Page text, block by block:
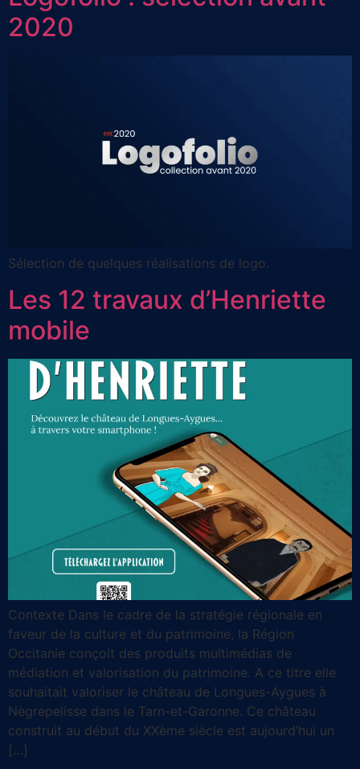
2020
Sélection de quelques réalisations de logo.
Les 12 travaux d’Henriette
mobile
Contexte Dans le cadre de la stratégie régionale en
faveur de la culture et du patrimoine, la Région
Occitanie conçoit des produits multimédias de
médiation et valorisation du patrimoine. A ce titre elle
souhaitait valoriser le château de Longues-Aygues à
Nègrepelisse dans le Tarn-et-Garonne. Ce château
construit au début du XXème siècle est aujourd’hui un
[…]